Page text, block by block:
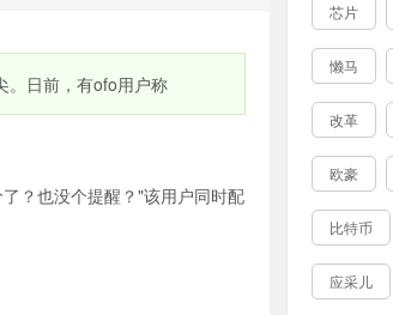
。日前，有ofo用户称
？也没个提醒？"该用户同时配
芯片
懒马
改革
欧豪
比特币
应采儿